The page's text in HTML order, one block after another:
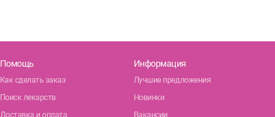
Помощь
Как сделать заказ
Поиск лекарств
Доставка и оплата
Информация
Лучшие предложения
Новинки
Вакансии